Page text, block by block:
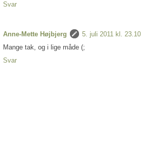
Svar
Anne-Mette Højbjerg
5. juli 2011 kl. 23.10
Mange tak, og i lige måde (;
Svar